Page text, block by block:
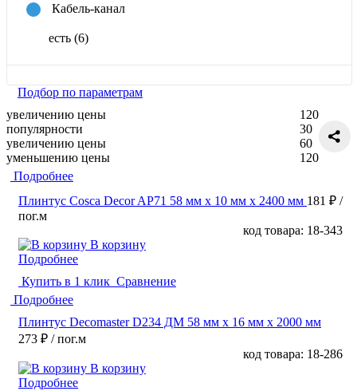
Кабель-канал
есть (6)
Подбор по параметрам
увеличению цены
популярности
увеличению цены
уменьшению цены
120
30
60
120
Подробнее
Плинтус Cosca Decor AP71 58 мм х 10 мм х 2400 мм 181 ₽ /
пог.м
код товара: 18-343
В корзину
Подробнее
Купить в 1 клик Сравнение
Подробнее
Плинтус Decomaster D234 ДМ 58 мм х 16 мм х 2000 мм
273 ₽ / пог.м
код товара: 18-286
В корзину
Подробнее